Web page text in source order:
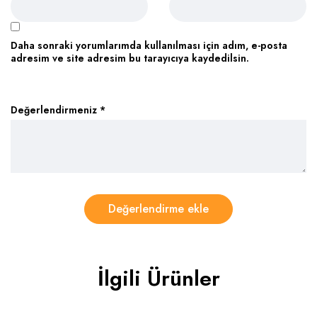
Değerlendirmeniz *
Daha sonraki yorumlarımda kullanılması için adım, e-posta
adresim ve site adresim bu tarayıcıya kaydedilsin.
İlgili Ürünler